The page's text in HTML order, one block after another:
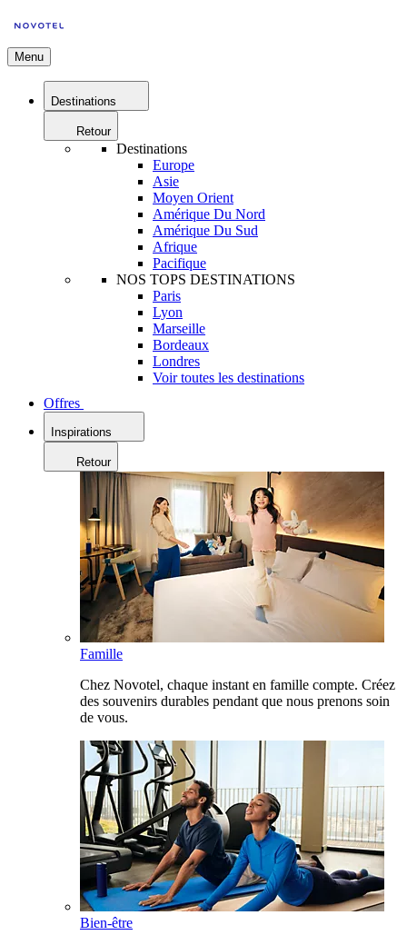
Menu
Destinations
Retour
Destinations
Europe
Asie
Moyen Orient
Amérique Du Nord
Amérique Du Sud
Afrique
Pacifique
NOS TOPS DESTINATIONS
Paris
Lyon
Marseille
Bordeaux
Londres
Voir toutes les destinations
Offres
Inspirations
Retour
Famille
Chez Novotel, chaque instant en famille compte. Créez
des souvenirs durables pendant que nous prenons soin
de vous.
Bien-être